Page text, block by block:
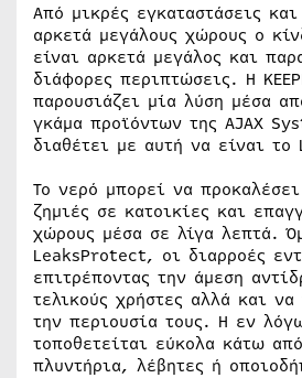
Από μικρές εγκαταστάσεις
αρκετά μεγάλους χώρους ο
είναι αρκετά μεγάλος και
διάφορες περιπτώσεις. Η
παρουσιάζει μία λύση μέσα
γκάμα προϊόντων της AJAX
διαθέτει με αυτή να είναι
Το νερό μπορεί να
ζημιές σε κατοικίες και
χώρους μέσα σε λίγα λεπτά.
LeaksProtect, οι διαρροές
επιτρέποντας την άμεση
τελικούς χρήστες αλλά και να
την περιουσία τους. Η εν
τοποθετείται εύκολα κάτω
πλυντήρια, λέβητες ή